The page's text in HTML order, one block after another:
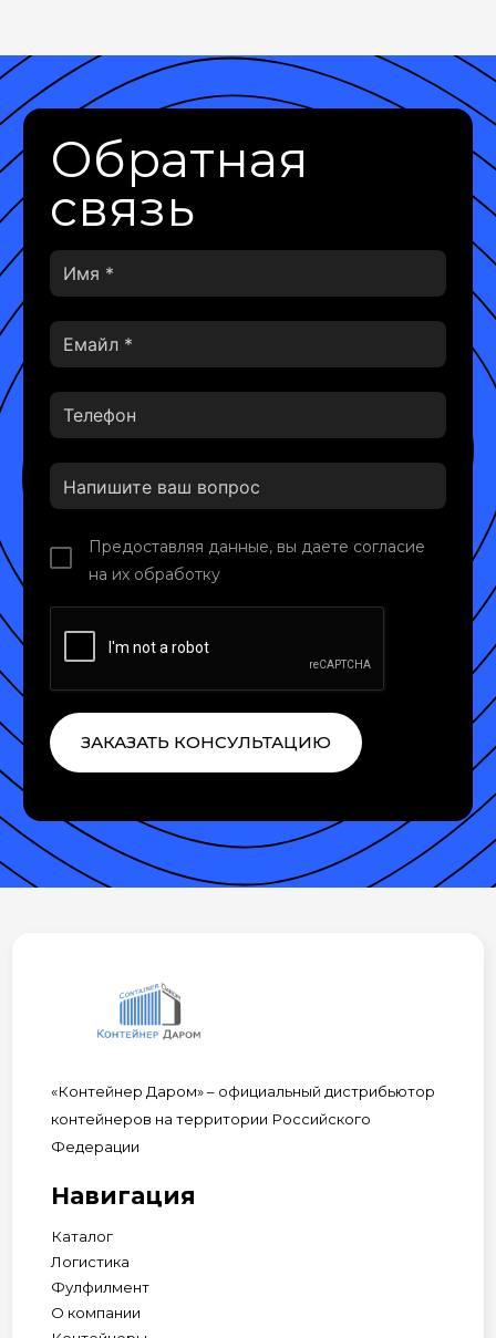
Обратная
связь
Предоставляя данные, вы даете согласие
на их обработку
ЗАКАЗАТЬ КОНСУЛЬТАЦИЮ
«Контейнер Даром» – официальный дистрибьютор
контейнеров на территории Российского
Федерации
Навигация
Каталог
Логистика
Фулфилмент
О компании